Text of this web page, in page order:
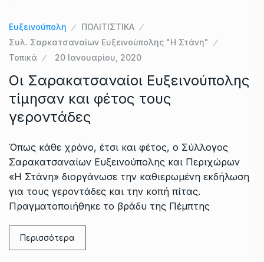
Ευξεινούπολη
ΠΟΛΙΤΙΣΤΙΚΑ
Συλ. Σαρκατσαναίων Ευξεινούπολης "Η Στάνη"
Τοπικά
20 Ιανουαρίου, 2020
Οι Σαρακατσαναίοι Ευξεινούπολης
τίμησαν και φέτος τους
γεροντάδες
Όπως κάθε χρόνο, έτσι και φέτος, ο Σύλλογος
Σαρακατσαναίων Ευξεινούπολης και Περιχώρων
«Η Στάνη» διοργάνωσε την καθιερωμένη εκδήλωση
για τους γεροντάδες και την κοπή πίτας.
Πραγματοποιήθηκε το βράδυ της Πέμπτης
Περισσότερα